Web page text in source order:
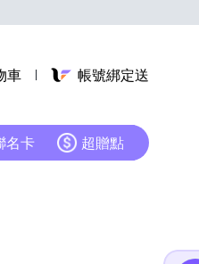
車 帳號綁定送
名卡 超贈點